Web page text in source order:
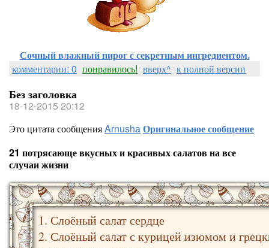
Сочный влажный пирог с секретным ингредиентом.
комментарии: 0 понравилось! вверх^ к полной версии
Без заголовка
18-12-2015 20:12
Это цитата сообщенияArnushaОригинальное сообщение
21 потрясающе вкусных и красивых салатов на все
случаи жизни
1. Слоёный салат сердце
2. Слоёный салат с курицей изюмом и